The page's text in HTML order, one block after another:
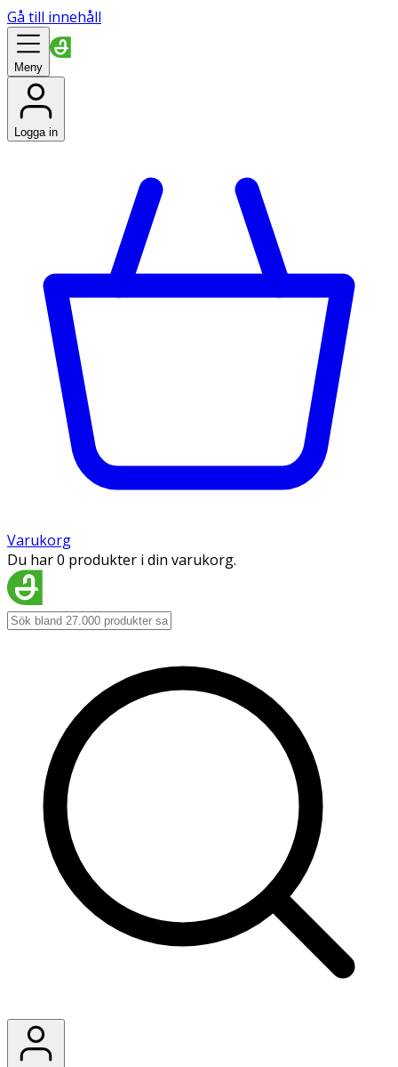
Gå till innehåll
Meny
Logga in
Varukorg
Du har 0 produkter i din varukorg.